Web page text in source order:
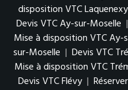
disposition VTC Laquenexy
Devis VTC Ay-sur-Moselle |
Mise à disposition VTC Ay-
sur-Moselle | Devis VTC
Mise à disposition VTC
Devis VTC Flévy |